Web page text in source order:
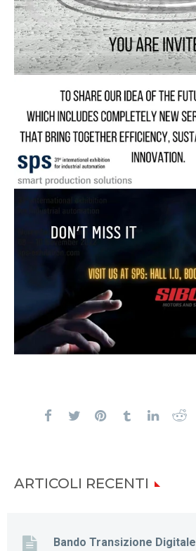
ARTICOLI RECENTI
Bando Transizione Digitale